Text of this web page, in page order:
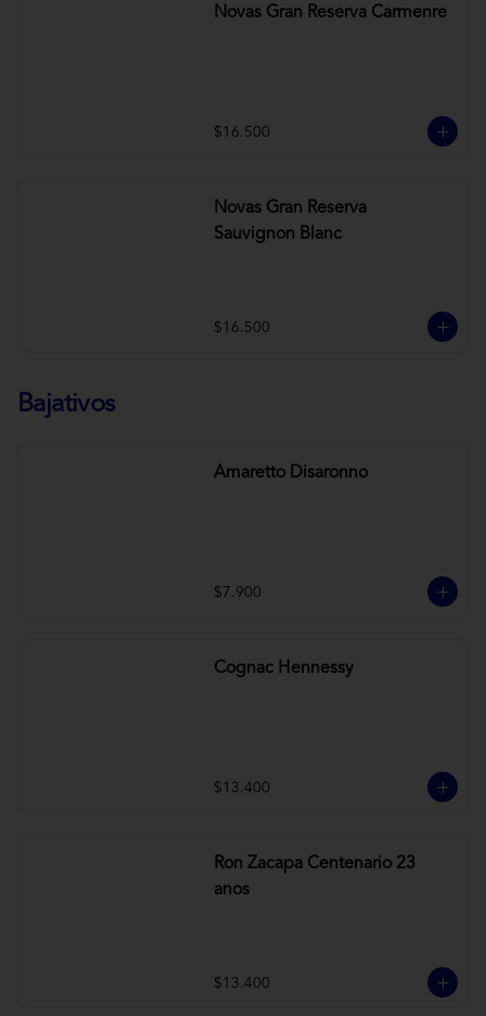
Novas Gran Reserva Carmenre
$16.500
Novas Gran Reserva
Sauvignon Blanc
$16.500
Bajativos
Amaretto Disaronno
$7.900
Cognac Hennessy
$13.400
Ron Zacapa Centenario 23
anos
$13.400